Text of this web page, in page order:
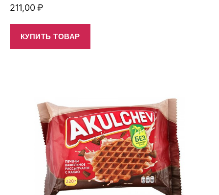
211,00₽
КУПИТЬ ТОВАР